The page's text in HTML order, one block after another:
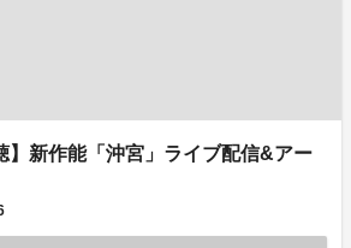
新作能「沖宮」ライブ配信&アー